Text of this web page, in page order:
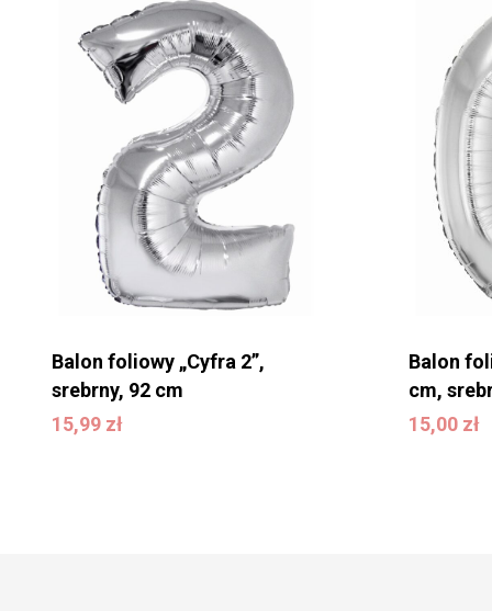
Brak produktów w
koszyku.
WRÓĆ DO SKLEPU
Balon foliowy „Cyfra 2”,
srebrny, 92 cm
15,99 zł
15,99zł
Balon
cm,
15,00 zł
15,00zł